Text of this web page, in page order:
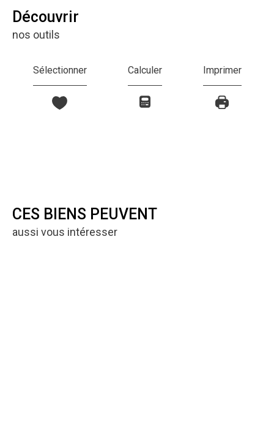
découvrir
nos outils
Sélectionner Calculer Imprimer
CES BIENS PEUVENT
aussi vous intéresser